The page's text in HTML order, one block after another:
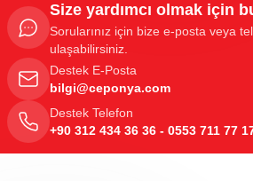
Size yardımcı olmak için
Sorularınız için bize e-posta veya
ulaşabilirsiniz.
Destek E-Posta
bilgi@ceponya.com
Destek Telefon
+90 312 434 36 36 - 0553 711 77